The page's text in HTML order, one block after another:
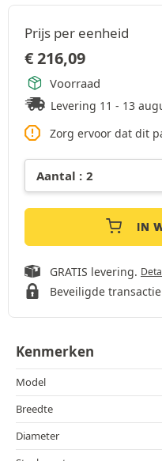
Prijs per eenheid
€216,09
Voorraad
Levering 11 - 13
Zorg ervoor dat dit
IN
GRATIS levering.
Beveiligde transactie
Kenmerken
Model
Breedte
Diameter